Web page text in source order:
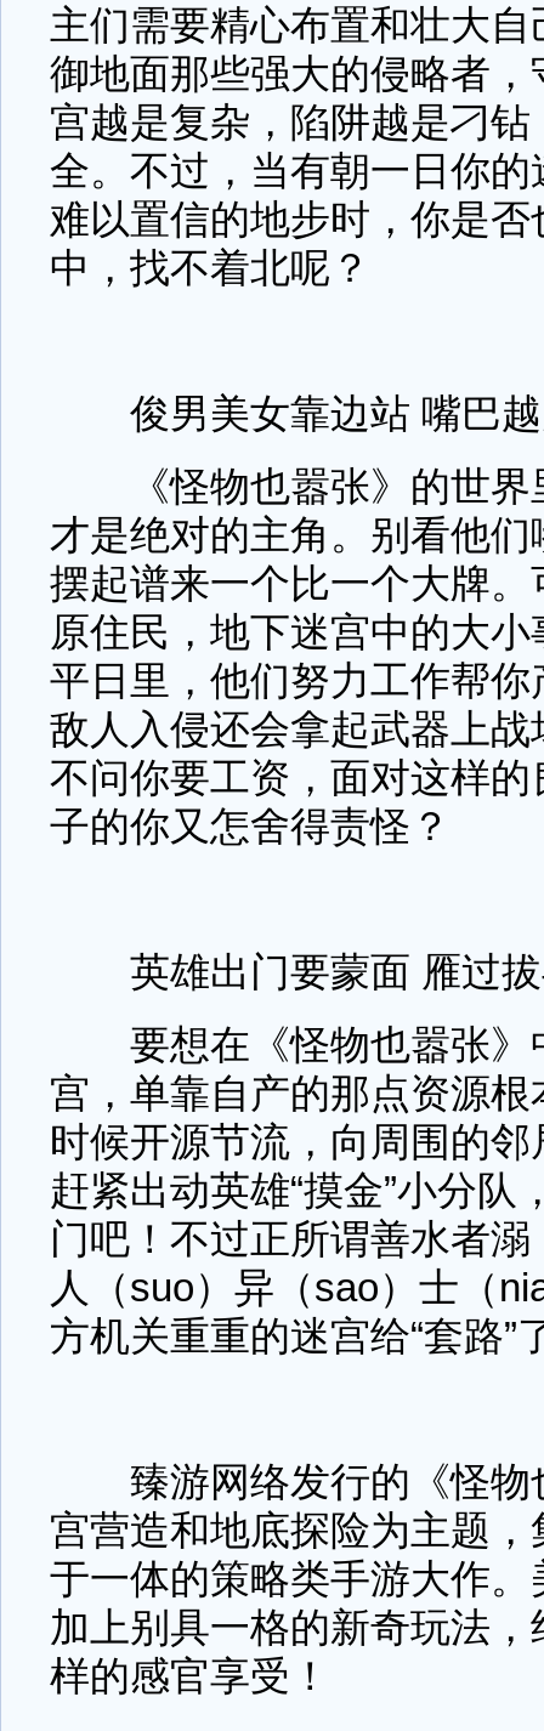
主们需要精心布置和壮大
御地面那些强大的侵略者
宫越是复杂，陷阱越是刁
全。不过，当有朝一日你
难以置信的地步时，你是
中，找不着北呢？
俊男美女靠边站 嘴巴越
《怪物也嚣张》的世界
才是绝对的主角。别看他
摆起谱来一个比一个大牌
原住民，地下迷宫中的大
平日里，他们努力工作帮
敌人入侵还会拿起武器上
不问你要工资，面对这样
子的你又怎舍得责怪？
英雄出门要蒙面 雁过拔
要想在《怪物也嚣张》
宫，单靠自产的那点资源
时候开源节流，向周围的邻
赶紧出动英雄“摸金”小分队
门吧！不过正所谓善水者
人（suo）异（sao）士（
方机关重重的迷宫给“套路”
臻游网络发行的《怪物
宫营造和地底探险为主题
于一体的策略类手游大作
加上别具一格的新奇玩法
样的感官享受！